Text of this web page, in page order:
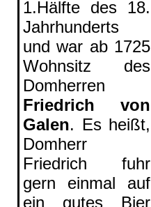
1.Hälfte des 18.
Jahrhunderts
und war ab 1725
Wohnsitz des
Domherren
Friedrich von
Galen. Es heißt,
Domherr
Friedrich fuhr
gern einmal auf
ein gutes Bier